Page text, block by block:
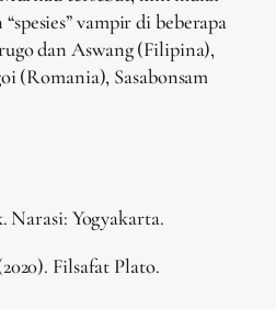
vampir di beberapa
dan Aswang (Filipina),
(Romania), Sasabonsam
Narasi: Yogyakarta.
Filsafat Plato.